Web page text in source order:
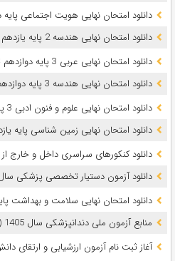
دانلود امتحان نهایی هویت اجتماعی پایه دوازدهم
دانلود امتحان نهایی هندسه 2 پایه یازدهم تیر 1405 + پاسخ
دانلود امتحان نهایی عربی 3 پایه دوازدهم تیر 1405 + پاسخ
دانلود امتحان نهایی هندسه 3 پایه دوازدهم تیر 1405
دانلود امتحان نهایی علوم و فنون ادبی 3 پایه دوازدهم تیر 1405
دانلود امتحان نهایی زمین شناسی پایه یازدهم
دانلود کنکورهای سراسری داخل و خارج از کشور
دانلود آزمون دستیار تخصصی پزشکی سال 1405 + کلید
دانلود امتحان نهایی سلامت و بهداشت پایه
ﻣﻨﺎﺑﻊ آزﻣﻮن ﻣﻠﯽ دندانپزشکی سال 1405 (دوره های 25 و 26)
آغاز ثبت نام آزمون‌ ارزشیابی و ارتقای